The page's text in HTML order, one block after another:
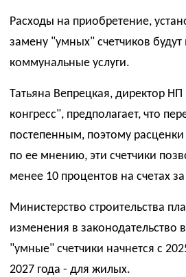
Расходы на приобретение,
замену "умных" счетчиков
коммунальные услуги.
Татьяна Вепрецкая, директор
конгресс", предполагает, что
постепенным, поэтому
по ее мнению, эти счетчики
менее 10 процентов на счетах
Министерство строительства
изменения в законодательство
"умные" счетчики начнется с
2027 года - для жилых.